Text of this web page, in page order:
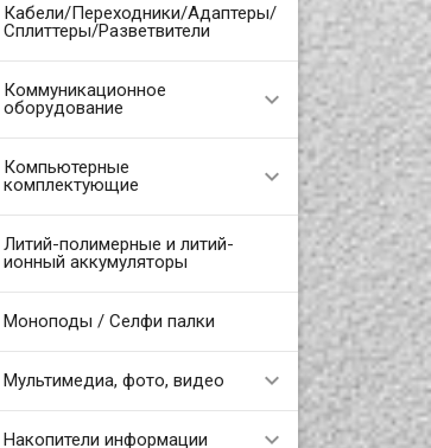
Кабели/Переходники/Адаптеры/
Сплиттеры/Разветвители
Коммуникационное
оборудование
Компьютерные
комплектующие
Литий-полимерные и литий-
ионный аккумуляторы
Моноподы / Селфи палки
Мультимедиа, фото, видео
Накопители информации